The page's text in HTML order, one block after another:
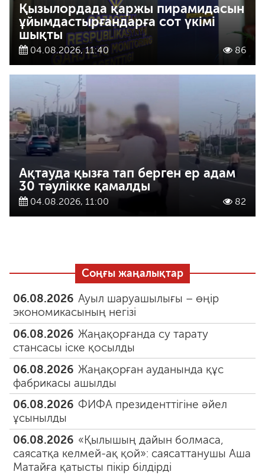
Қызылордада қаржы пирамидасын
ұйымдастырғандарға сот үкімі
шықты
04.08.2026, 11:40 86
Ақтауда қызға тап берген ер адам
30 тәулікке қамалды
04.08.2026, 11:00 82
Соңғы жаңалықтар
06.08.2026 Ауыл шаруашылығы – өңір
экономикасының негізі
06.08.2026 Жаңақорғанда су тарату
стансасы іске қосылды
06.08.2026 Жаңақорған ауданында құс
фабрикасы ашылды
06.08.2026 ФИФА президенттігіне әйел
ұсынылды
06.08.2026 «Қылышың дайын болмаса,
саясатқа келмей-ақ қой»: саясаттанушы Аша
Матайға қатысты пікір білдірді